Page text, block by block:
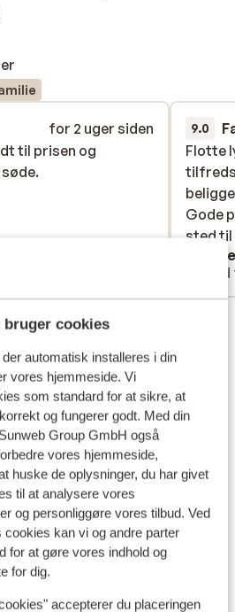
bruger cookies
automatisk installeres i din
vores hjemmeside. Vi
som standard for at sikre, at
og fungerer godt. Med din
Group GmbH også
vores hjemmeside,
huske de oplysninger, du har givet
til at analysere vores
og personliggøre vores tilbud. Ved
cookies kan vi og andre parter
for at gøre vores indhold og
for dig.
accepterer du placeringen
for 2 uger siden
til prisen og
til prisen og
9.0
Flotte
Gode
sted til
Flotte
Gode
sted til
anmeldelser
Se på kort
750 meter (sandstrand,
, parasol (mod betaling) )